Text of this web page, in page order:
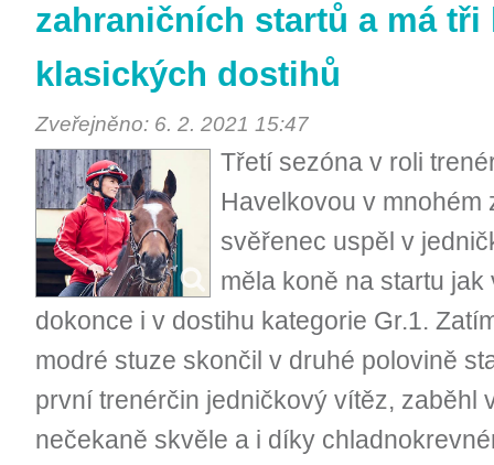
zahraničních startů a má tři
klasických dostihů
Zveřejněno: 6. 2. 2021 15:47
Třetí sezóna v roli
Havelkovou v mnohém
svěřenec uspěl v
měla koně na startu
dokonce i v dostihu kategorie Gr.1.
modré stuze skončil v druhé polovině
první trenérčin jedničkový vítěz, zaběhl
nečekaně skvěle a i díky